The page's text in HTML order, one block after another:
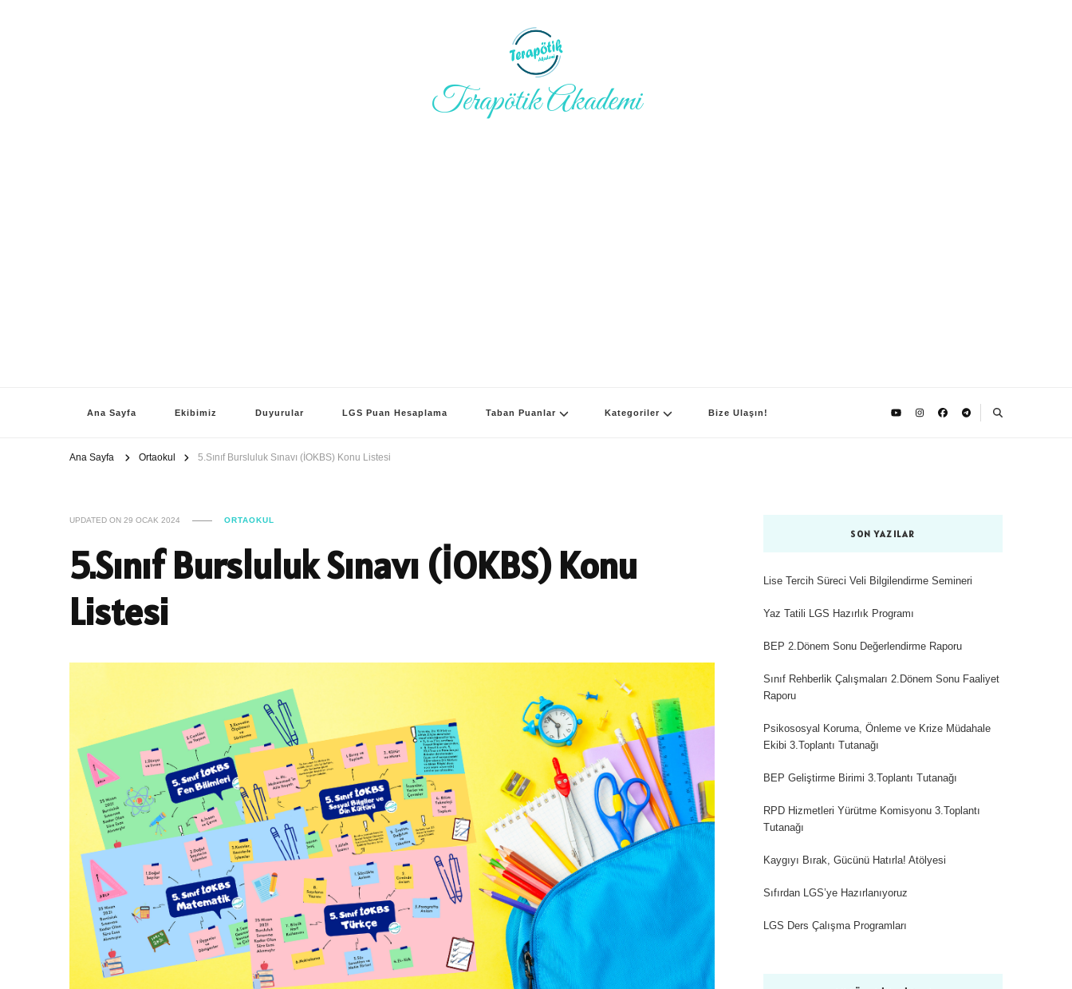
Terapötik Akademi
Ana Sayfa Ekibimiz Duyurular LGS Puan Hesaplama Taban Puanlar Kategoriler Bize Ulaşın!
Ana Sayfa Ortaokul 5.Sınıf Bursluluk Sınavı (İOKBS) Konu Listesi
UPDATED ON 29 OCAK 2024 ORTAOKUL
5.Sınıf Bursluluk Sınavı (İOKBS) Konu
Listesi
SON YAZILAR
Lise Tercih Süreci Veli Bilgilendirme Semineri
Yaz Tatili LGS Hazırlık Programı
BEP 2.Dönem Sonu Değerlendirme Raporu
Sınıf Rehberlik Çalışmaları 2.Dönem Sonu Faaliyet
Raporu
Psikososyal Koruma, Önleme ve Krize Müdahale
Ekibi 3.Toplantı Tutanağı
BEP Geliştirme Birimi 3.Toplantı Tutanağı
RPD Hizmetleri Yürütme Komisyonu 3.Toplantı
Tutanağı
Kaygıyı Bırak, Gücünü Hatırla! Atölyesi
Sıfırdan LGS’ye Hazırlanıyoruz
LGS Ders Çalışma Programları